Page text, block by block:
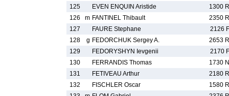
125
EVEN ENQUIN Aristide
1300 R
126
m FANTINEL Thibault
2350 R
127
FAURE Stephane
2126 F
128
g FEDORCHUK Sergey A.
2653 R
129
FEDORYSHYN Ievgenii
2170 F
130
FERRANDIS Thomas
1730 N
131
FETIVEAU Arthur
2180 R
132
FISCHLER Oscar
1580 R